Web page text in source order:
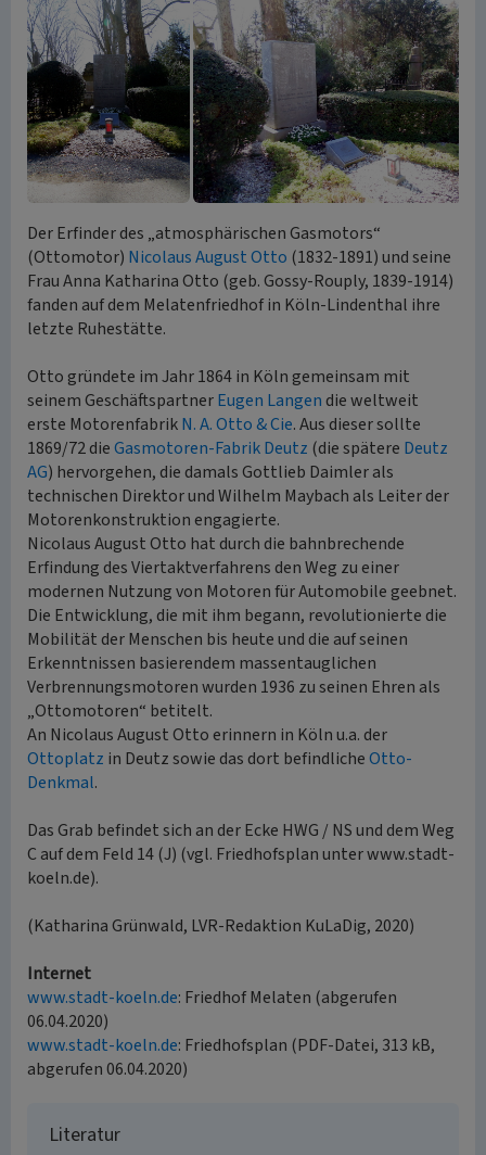
Der Erfinder des „atmosphärischen Gasmotors“
(Ottomotor) Nicolaus August Otto (1832-1891) und seine
Frau Anna Katharina Otto (geb. Gossy-Rouply, 1839-1914)
fanden auf dem Melatenfriedhof in Köln-Lindenthal ihre
letzte Ruhestätte.
Otto gründete im Jahr 1864 in Köln gemeinsam mit
seinem GeschäftspartnerEugen Langen die weltweit
erste MotorenfabrikN. A. Otto & Cie. Aus dieser sollte
1869/72 dieGasmotoren-Fabrik Deutz (die spätere Deutz
AG) hervorgehen, die damals Gottlieb Daimler als
technischen Direktor und Wilhelm Maybach als Leiter der
Motorenkonstruktion engagierte.
Nicolaus August Otto hat durch die bahnbrechende
Erfindung des Viertaktverfahrens den Weg zu einer
modernen Nutzung von Motoren für Automobile geebnet.
Die Entwicklung, die mit ihm begann, revolutionierte die
Mobilität der Menschen bis heute und die auf seinen
Erkenntnissen basierendem massentauglichen
Verbrennungsmotoren wurden 1936 zu seinen Ehren als
„Ottomotoren“ betitelt.
An Nicolaus August Otto erinnern in Köln u.a. der
Ottoplatz in Deutz sowie das dort befindlicheOtto-
Denkmal.
Das Grab befindet sich an der Ecke HWG / NS und dem Weg
C auf dem Feld 14 (J) (vgl. Friedhofsplan unter www.stadt-
koeln.de).
(Katharina Grünwald, LVR-Redaktion KuLaDig, 2020)
Internet
www.stadt-koeln.de: Friedhof Melaten (abgerufen
06.04.2020)
www.stadt-koeln.de: Friedhofsplan (PDF-Datei, 313 kB,
abgerufen 06.04.2020)
Literatur